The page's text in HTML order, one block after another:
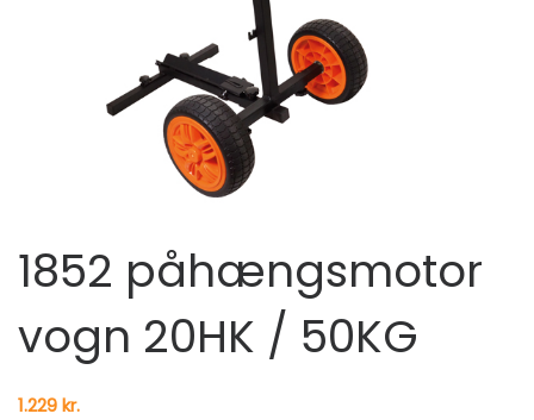
1852 påhængsmotor
vogn 20HK / 50KG
1.229kr.